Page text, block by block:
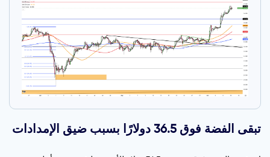
تبقى الفضة فوق 36.5 دولارًا بسبب ضيق الإمدادات